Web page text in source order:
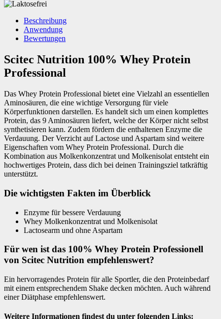
Beschreibung
Anwendung
Bewertungen
Scitec Nutrition 100% Whey Protein
Professional
Das Whey Protein Professional bietet eine Vielzahl an essentiellen
Aminosäuren, die eine wichtige Versorgung für viele
Körperfunktionen darstellen. Es handelt sich um einen komplettes
Protein, das 9 Aminosäuren liefert, welche der Körper nicht selbst
synthetisieren kann. Zudem fördern die enthaltenen Enzyme die
Verdauung. Der Verzicht auf Lactose und Aspartam sind weitere
Eigenschaften vom Whey Protein Professional. Durch die
Kombination aus Molkenkonzentrat und Molkenisolat entsteht ein
hochwertiges Protein, dass dich bei deinen Trainingsziel tatkräftig
unterstützt.
Die wichtigsten Fakten im Überblick
Enzyme für bessere Verdauung
Whey Molkenkonzentrat und Molkenisolat
Lactosearm und ohne Aspartam
Für wen ist das 100% Whey Protein Professionell
von Scitec Nutrition empfehlenswert?
Ein hervorragendes Protein für alle Sportler, die den Proteinbedarf
mit einem entsprechendem Shake decken möchten. Auch während
einer Diätphase empfehlenswert.
Weitere Informationen findest du unter folgenden Links: